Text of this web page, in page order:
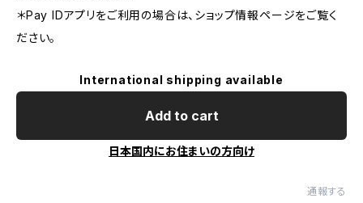
＊Pay IDアプリをご利用の場合は、ショップ情報ページをご覧く
ださい。
International shipping available
Add to cart
日本国内にお住まいの方向け
通報する